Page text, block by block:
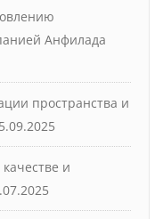
Анфилада
пространства и
и